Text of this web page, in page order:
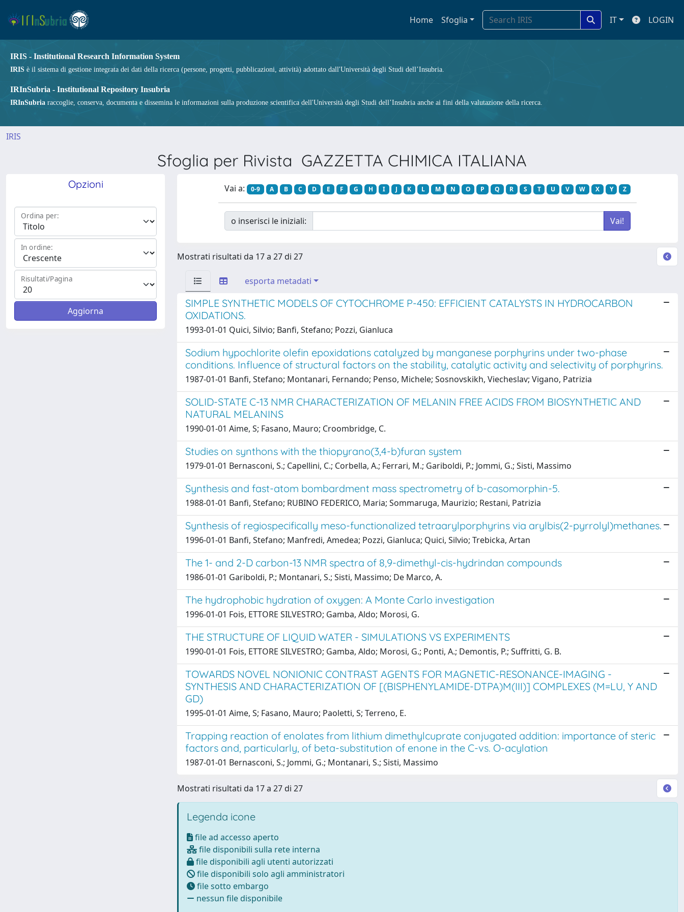
Home Sfoglia IT LOGIN
IRIS - Institutional Research Information System
IRIS è il sistema di gestione integrata dei dati della ricerca (persone, progetti, pubblicazioni, attività) adottato dall'Università degli Studi dell’Insubria.
IRInSubria - Institutional Repository Insubria
IRInSubria raccoglie, conserva, documenta e dissemina le informazioni sulla produzione scientifica dell'Università degli Studi dell’Insubria anche ai fini della valutazione della ricerca.
IRIS
Sfoglia per Rivista GAZZETTA CHIMICA ITALIANA
Opzioni
Ordina per:
In ordine:
Risultati/Pagina
Vai a: 0-9 A B C D E F G H I J K L M N O P Q R S T U V W X Y Z
o inserisci le iniziali:
Mostrati risultati da 17 a 27 di 27
esporta metadati
SIMPLE SYNTHETIC MODELS OF CYTOCHROME P-450: EFFICIENT CATALYSTS IN HYDROCARBON
OXIDATIONS.
1993-01-01 Quici, Silvio; Banfi, Stefano; Pozzi, Gianluca
Sodium hypochlorite olefin epoxidations catalyzed by manganese porphyrins under two-phase
conditions. Influence of structural factors on the stability, catalytic activity and selectivity of porphyrins.
1987-01-01 Banfi, Stefano; Montanari, Fernando; Penso, Michele; Sosnovskikh, Viecheslav; Vigano, Patrizia
SOLID-STATE C-13 NMR CHARACTERIZATION OF MELANIN FREE ACIDS FROM BIOSYNTHETIC AND
NATURAL MELANINS
1990-01-01 Aime, S; Fasano, Mauro; Croombridge, C.
Studies on synthons with the thiopyrano(3,4-b)furan system
1979-01-01 Bernasconi, S.; Capellini, C.; Corbella, A.; Ferrari, M.; Gariboldi, P.; Jommi, G.; Sisti, Massimo
Synthesis and fast-atom bombardment mass spectrometry of b-casomorphin-5.
1988-01-01 Banfi, Stefano; RUBINO FEDERICO, Maria; Sommaruga, Maurizio; Restani, Patrizia
Synthesis of regiospecifically meso-functionalized tetraarylporphyrins via arylbis(2-pyrrolyl)methanes.
1996-01-01 Banfi, Stefano; Manfredi, Amedea; Pozzi, Gianluca; Quici, Silvio; Trebicka, Artan
The 1- and 2-D carbon-13 NMR spectra of 8,9-dimethyl-cis-hydrindan compounds
1986-01-01 Gariboldi, P.; Montanari, S.; Sisti, Massimo; De Marco, A.
The hydrophobic hydration of oxygen: A Monte Carlo investigation
1996-01-01 Fois, ETTORE SILVESTRO; Gamba, Aldo; Morosi, G.
THE STRUCTURE OF LIQUID WATER - SIMULATIONS VS EXPERIMENTS
1990-01-01 Fois, ETTORE SILVESTRO; Gamba, Aldo; Morosi, G.; Ponti, A.; Demontis, P.; Suffritti, G. B.
TOWARDS NOVEL NONIONIC CONTRAST AGENTS FOR MAGNETIC-RESONANCE-IMAGING -
SYNTHESIS AND CHARACTERIZATION OF [(BISPHENYLAMIDE-DTPA)M(III)] COMPLEXES (M=LU, Y AND
GD)
1995-01-01 Aime, S; Fasano, Mauro; Paoletti, S; Terreno, E.
Trapping reaction of enolates from lithium dimethylcuprate conjugated addition: importance of steric
factors and, particularly, of beta-substitution of enone in the C-vs. O-acylation
1987-01-01 Bernasconi, S.; Jommi, G.; Montanari, S.; Sisti, Massimo
Mostrati risultati da 17 a 27 di 27
Legenda icone
file ad accesso aperto
file disponibili sulla rete interna
file disponibili agli utenti autorizzati
file disponibili solo agli amministratori
file sotto embargo
nessun file disponibile